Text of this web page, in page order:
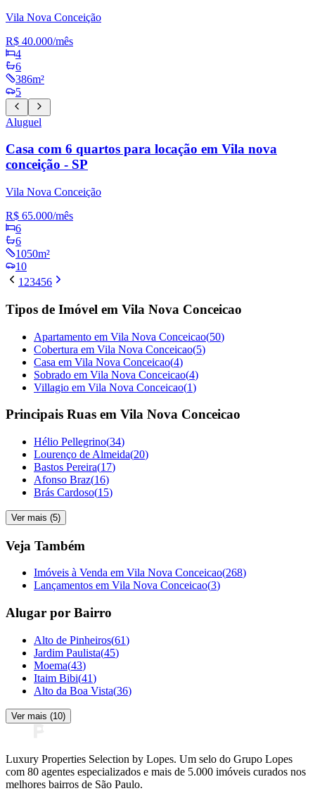
Vila Nova Conceição
R$ 40.000/mês
4
6
386m²
5
Aluguel
Casa com 6 quartos para locação em Vila nova
conceição - SP
Vila Nova Conceição
R$ 65.000/mês
6
6
1050m²
10
1 23456
Tipos de Imóvel em Vila Nova Conceicao
Apartamento em Vila Nova Conceicao(50)
Cobertura em Vila Nova Conceicao(5)
Casa em Vila Nova Conceicao(4)
Sobrado em Vila Nova Conceicao(4)
Villagio em Vila Nova Conceicao(1)
Principais Ruas em Vila Nova Conceicao
Hélio Pellegrino(34)
Lourenço de Almeida(20)
Bastos Pereira(17)
Afonso Braz(16)
Brás Cardoso(15)
Ver mais (5)
Veja Também
Imóveis à Venda em Vila Nova Conceicao(268)
Lançamentos em Vila Nova Conceicao(3)
Alugar por Bairro
Alto de Pinheiros(61)
Jardim Paulista(45)
Moema(43)
Itaim Bibi(41)
Alto da Boa Vista(36)
Ver mais (10)
Luxury Properties Selection by Lopes. Um selo do Grupo Lopes
com 80 agentes especializados e mais de 5.000 imóveis curados nos
melhores bairros de São Paulo.